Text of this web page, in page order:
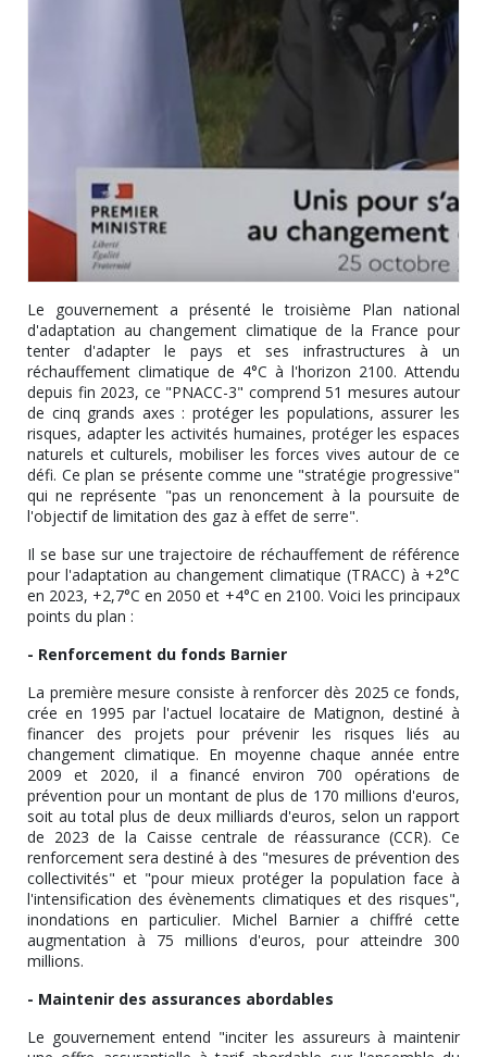
Le gouvernement a présenté le troisième Plan national
d'adaptation au changement climatique de la France pour
tenter d'adapter le pays et ses infrastructures à un
réchauffement climatique de 4°C à l'horizon 2100. Attendu
depuis fin 2023, ce "PNACC-3" comprend 51 mesures autour
de cinq grands axes : protéger les populations, assurer les
risques, adapter les activités humaines, protéger les espaces
naturels et culturels, mobiliser les forces vives autour de ce
défi. Ce plan se présente comme une "stratégie progressive"
qui ne représente "pas un renoncement à la poursuite de
l'objectif de limitation des gaz à effet de serre".
Il se base sur une trajectoire de réchauffement de référence
pour l'adaptation au changement climatique (TRACC) à +2°C
en 2023, +2,7°C en 2050 et +4°C en 2100. Voici les principaux
points du plan :
- Renforcement du fonds Barnier
La première mesure consiste à renforcer dès 2025 ce fonds,
crée en 1995 par l'actuel locataire de Matignon, destiné à
financer des projets pour prévenir les risques liés au
changement climatique. En moyenne chaque année entre
2009 et 2020, il a financé environ 700 opérations de
prévention pour un montant de plus de 170 millions d'euros,
soit au total plus de deux milliards d'euros, selon un rapport
de 2023 de la Caisse centrale de réassurance (CCR). Ce
renforcement sera destiné à des "mesures de prévention des
collectivités" et "pour mieux protéger la population face à
l'intensification des évènements climatiques et des risques",
inondations en particulier. Michel Barnier a chiffré cette
augmentation à 75 millions d'euros, pour atteindre 300
millions.
- Maintenir des assurances abordables
Le gouvernement entend "inciter les assureurs à maintenir